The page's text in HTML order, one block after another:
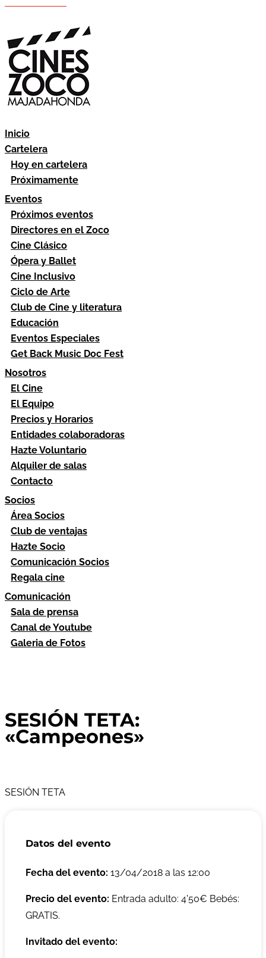
Inicio
Cartelera
Hoy en cartelera
Próximamente
Eventos
Próximos eventos
Directores en el Zoco
Cine Clásico
Ópera y Ballet
Cine Inclusivo
Ciclo de Arte
Club de Cine y literatura
Educación
Eventos Especiales
Get Back Music Doc Fest
Nosotros
El Cine
El Equipo
Precios y Horarios
Entidades colaboradoras
Hazte Voluntario
Alquiler de salas
Contacto
Socios
Área Socios
Club de ventajas
Hazte Socio
Comunicación Socios
Regala cine
Comunicación
Sala de prensa
Canal de Youtube
Galeria de Fotos
SESIÓN TETA:
«Campeones»
SESIÓN TETA
Datos del evento
Fecha del evento: 13/04/2018 a las 12:00
Precio del evento: Entrada adulto: 4'50€ Bebés:
GRATIS.
Invitado del evento: